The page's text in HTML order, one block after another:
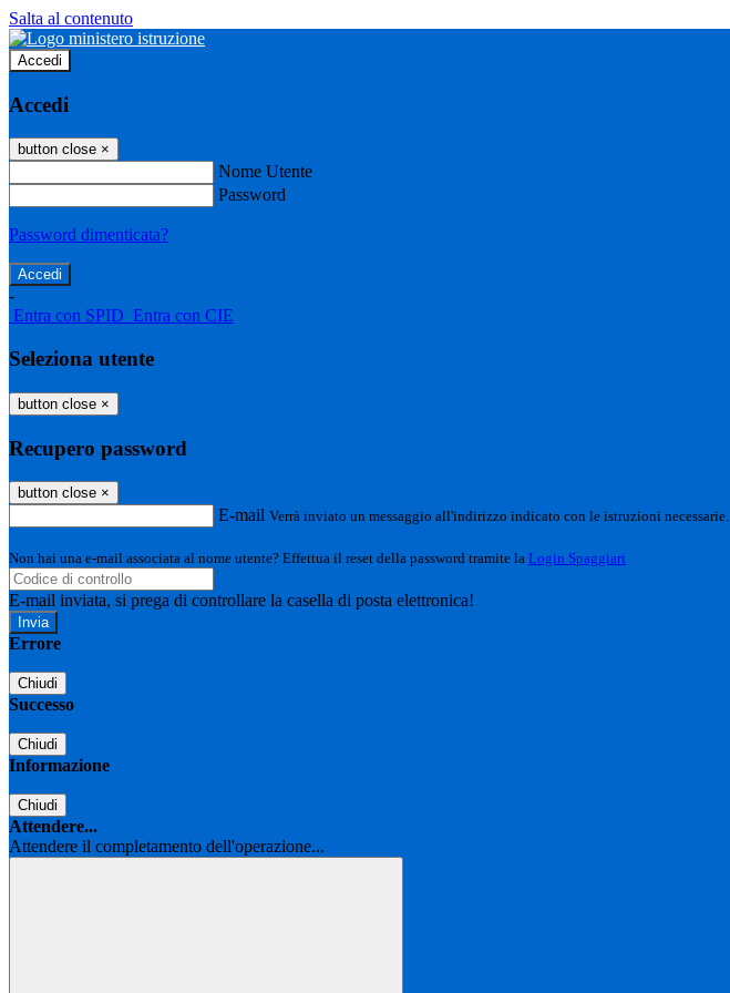
Salta al contenuto
Accedi
Accedi
button close ×
Nome Utente
Password
Password dimenticata?
-
Entra con SPID Entra con CIE
Seleziona utente
button close ×
Recupero password
button close ×
E-mail Verrà inviato un messaggio all'indirizzo indicato con le istruzioni necessarie.
Non hai una e-mail associata al nome utente? Effettua il reset della password tramite la Login Spaggiari
E-mail inviata, si prega di controllare la casella di posta elettronica!
Errore
Chiudi
Successo
Chiudi
Informazione
Chiudi
Attendere...
Attendere il completamento dell'operazione...